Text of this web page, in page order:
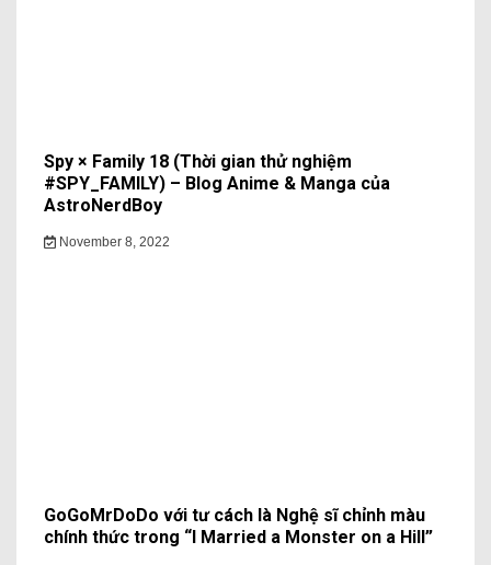
Spy × Family 18 (Thời gian thử nghiệm
#SPY_FAMILY) – Blog Anime & Manga của
AstroNerdBoy
November 8, 2022
GoGoMrDoDo với tư cách là Nghệ sĩ chỉnh màu
chính thức trong “I Married a Monster on a Hill”